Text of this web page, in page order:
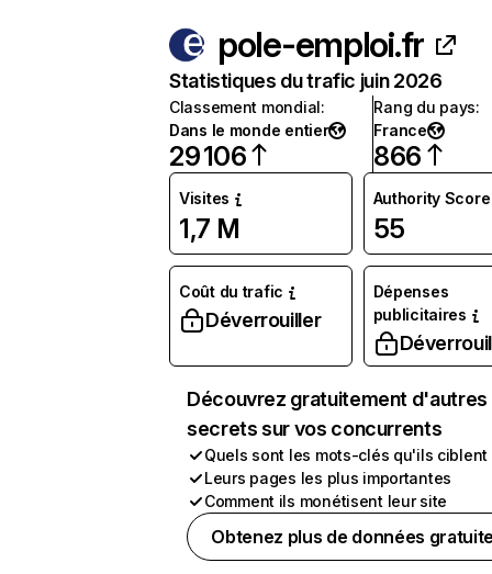
pole-emploi.fr
Statistiques du trafic juin 2026
Classement mondial:
Dans le monde entier
29 106
Rang du pays:
France
866
Visites
1,7 M
Authority Score
55
Coût du trafic
Déverrouiller
Dépenses
publicitaires
Découvrez gratuitement d'autres
secrets sur vos concurrents
Quels sont les mots-clés qu'ils ciblent
Leurs pages les plus importantes
Comment ils monétisent leur site
Obtenez plus de données